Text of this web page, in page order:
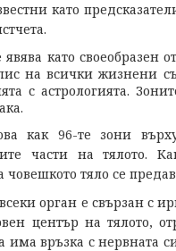
като
като своеобразен
на всички жизнени
с астрологията.
как 96-те зони
части на тялото.
тяло се
орган е свързан с
център на тялото,
има връзка с нервната